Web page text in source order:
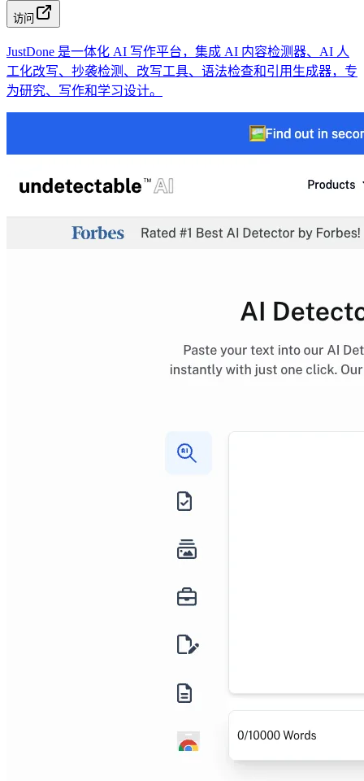
访问
JustDone 是一体化 AI 写作平台，集成 AI 内容检测器、AI 人
工化改写、抄袭检测、改写工具、语法检查和引用生成器，专
为研究、写作和学习设计。